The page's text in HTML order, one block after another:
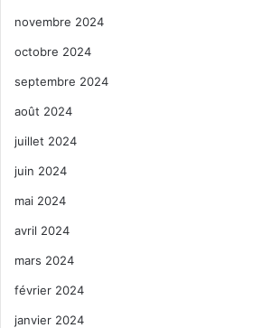
novembre 2024
octobre 2024
septembre 2024
août 2024
juillet 2024
juin 2024
mai 2024
avril 2024
mars 2024
février 2024
janvier 2024